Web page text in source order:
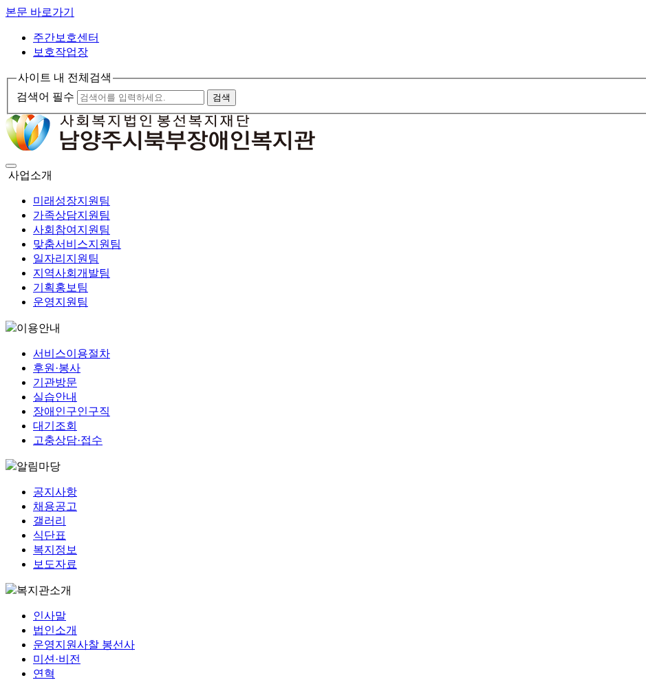
본문 바로가기
주간보호센터
보호작업장
사이트 내 전체검색
검색어 필수
검색
사업소개
미래성장지원팀
가족상담지원팀
사회참여지원팀
맞춤서비스지원팀
일자리지원팀
지역사회개발팀
기획홍보팀
운영지원팀
이용안내
서비스이용절차
후원·봉사
기관방문
실습안내
장애인구인구직
대기조회
고충상담·접수
알림마당
공지사항
채용공고
갤러리
식단표
복지정보
보도자료
복지관소개
인사말
법인소개
운영지원사찰 봉선사
미션·비전
연혁